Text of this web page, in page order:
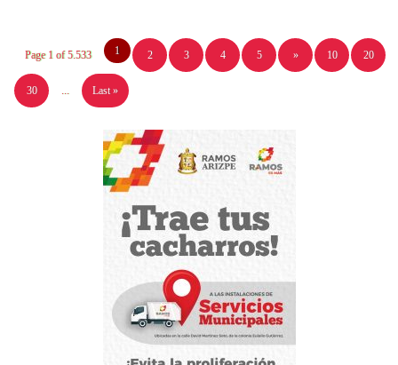
Page 1 of 5.533 1 2 3 4 5 » 10 20
30 Last »